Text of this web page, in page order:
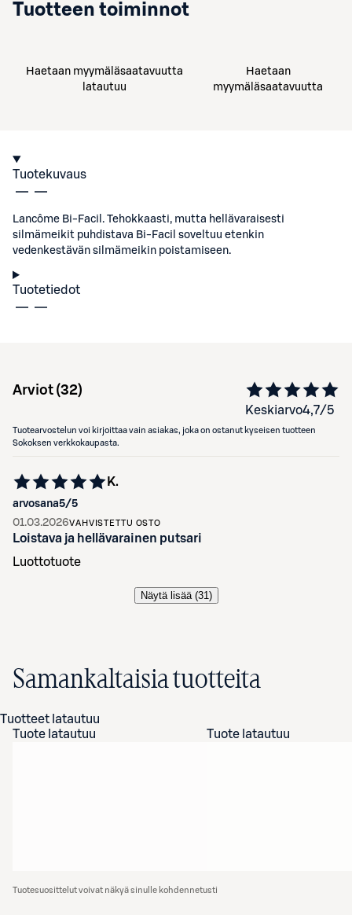
Tuotteen toiminnot
Haetaan myymäläsaatavuutta
latautuu
Haetaan
myymäläsaatavuutta
Tuotekuvaus
Lancôme Bi-Facil. Tehokkaasti, mutta hellävaraisesti
silmämeikit puhdistava Bi-Facil soveltuu etenkin
vedenkestävän silmämeikin poistamiseen.
Tuotetiedot
Arviot (32)
Keskiarvo4,7/5
Tuotearvostelun voi kirjoittaa vain asiakas, joka on ostanut kyseisen tuotteen
Sokoksen verkkokaupasta.
arvosana5/5
K.
01.03.2026VAHVISTETTU OSTO
Loistava ja hellävarainen putsari
Luottotuote
Näytä lisää (31)
Samankaltaisia tuotteita
Tuotteet latautuu
Tuote latautuu
Tuote latautuu
Tuotesuosittelut voivat näkyä sinulle kohdennetusti